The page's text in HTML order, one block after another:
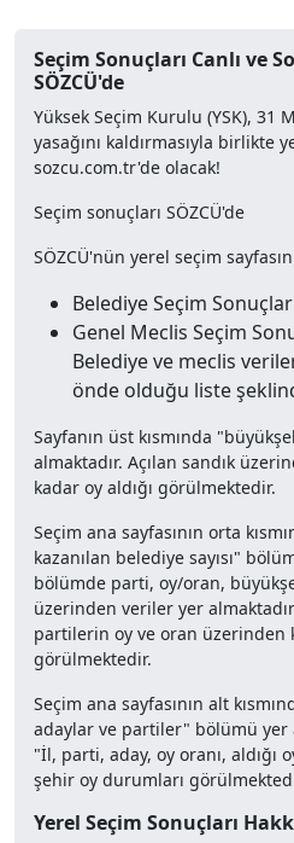
Seçim Sonuçları Canlı ve
SÖZCÜ'de
Yüksek Seçim Kurulu (YSK), 31
yasağını kaldırmasıyla birlikte
sozcu.com.tr'de olacak!
Seçim sonuçları SÖZCÜ'de
SÖZCÜ'nün yerel seçim
Belediye Seçim
Genel Meclis Seçim
Belediye ve meclis
önde olduğu liste
Sayfanın üst kısmında
almaktadır. Açılan sandık
kadar oy aldığı görülmektedir.
Seçim ana sayfasının orta
kazanılan belediye sayısı"
bölümde parti, oy/oran,
üzerinden veriler yer
partilerin oy ve oran üzerinden
görülmektedir.
Seçim ana sayfasının alt
adaylar ve partiler" bölümü yer
"İl, parti, aday, oy oranı,
şehir oy durumları
Yerel Seçim Sonuçları